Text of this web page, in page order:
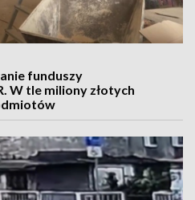
funduszy
W tle miliony złotych